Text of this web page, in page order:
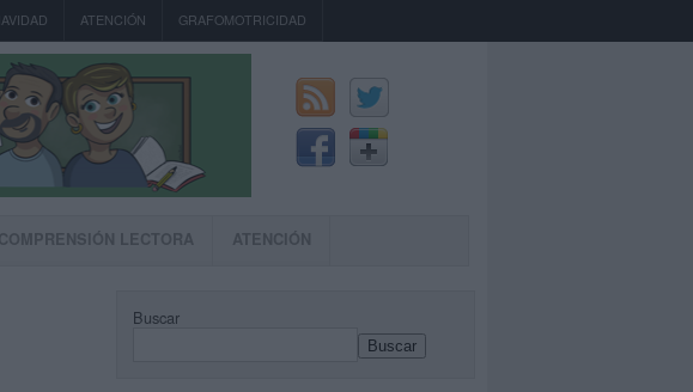
ATENCIÓN GRAFOMOTRICIDAD
COMPRENSIÓN LECTORA ATENCIÓN
Buscar
Buscar